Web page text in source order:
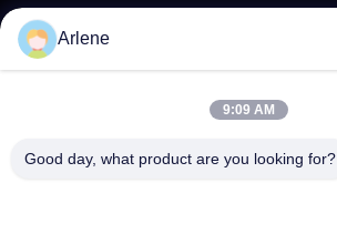
กิจกรรมและข่าวสาร
คำถามที่พบบ่อย
Arlene
9:09 AM
Good day, what product are you looking for?